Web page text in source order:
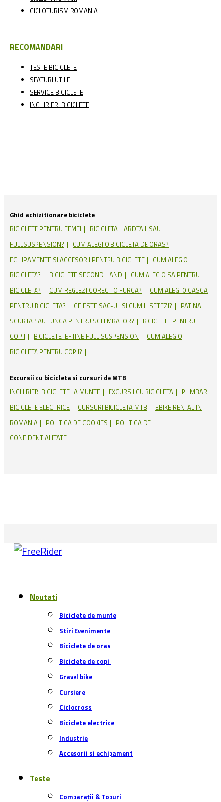
CICLOTURISM ROMANIA
RECOMANDARI
TESTE BICICLETE
SFATURI UTILE
SERVICE BICICLETE
INCHIRIERI BICICLETE
Ghid achizitionare biciclete
BICICLETE PENTRU FEMEI
BICICLETA HARDTAIL SAU
FULLSUSPENSION?
CUM ALEGI O BICICLETA DE ORAS?
ECHIPAMENTE SI ACCESORII PENTRU BICICLETE
CUM ALEG O
BICICLETA?
BICICLETE SECOND HAND
CUM ALEG O SA PENTRU
BICICLETA?
CUM REGLEZI CORECT O FURCA?
CUM ALEGI O CASCA
PENTRU BICICLETA?
CE ESTE SAG-UL SI CUM IL SETEZI?
PATINA
SCURTA SAU LUNGA PENTRU SCHIMBATOR?
BICICLETE PENTRU
COPII
BICICLETE IEFTINE FULL SUSPENSION
CUM ALEG O
BICICLETA PENTRU COPII?
Excursii cu bicicleta si cursuri de MTB
INCHIRIERI BICICLETE LA MUNTE
EXCURSII CU BICICLETA
PLIMBARI
BICICLETE ELECTRICE
CURSURI BICICLETA MTB
EBIKE RENTAL IN
ROMANIA
POLITICA DE COOKIES
POLITICA DE
CONFIDENTIALITATE
Noutati
Biciclete de munte
Stiri Evenimente
Biciclete de oras
Biciclete de copii
Gravel bike
Cursiere
Ciclocross
Biciclete electrice
Industrie
Accesorii si echipament
Teste
Comparații & Topuri